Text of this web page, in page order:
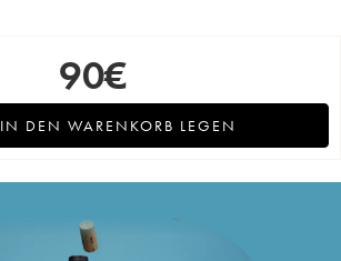
90€
IN DEN WARENKORB LEGEN